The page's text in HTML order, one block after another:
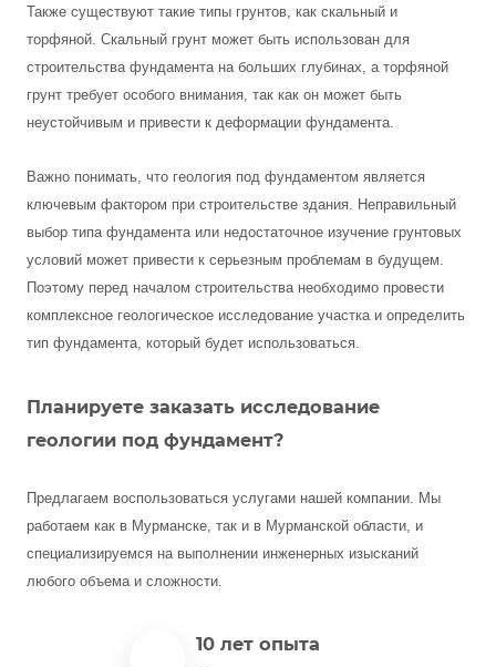
Также существуют такие типы грунтов, как скальный и
торфяной. Скальный грунт может быть использован для
строительства фундамента на больших глубинах, а торфяной
грунт требует особого внимания, так как он может быть
неустойчивым и привести к деформации фундамента.
Важно понимать, что геология под фундаментом является
ключевым фактором при строительстве здания. Неправильный
выбор типа фундамента или недостаточное изучение грунтовых
условий может привести к серьезным проблемам в будущем.
Поэтому перед началом строительства необходимо провести
комплексное геологическое исследование участка и определить
тип фундамента, который будет использоваться.
Планируете заказать исследование
геологии под фундамент?
Предлагаем воспользоваться услугами нашей компании. Мы
работаем как в Мурманске, так и в Мурманской области, и
специализируемся на выполнении инженерных изысканий
любого объема и сложности.
10 лет опыта